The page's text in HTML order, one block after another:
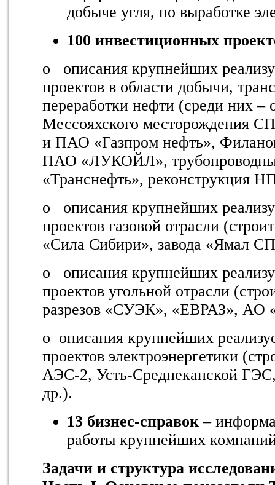
добыче угля, по выработке
100 инвестиционных
o описания крупнейших
проектов в области добычи,
переработки нефти (среди них –
Мессояхского месторождения
и ПАО «Газпром нефть»,
ПАО «ЛУКОЙЛ»,
«Транснефть», реконструкция
o описания крупнейших
проектов газовой отрасли
«Сила Сибири», завода «Ямал
o описания крупнейших
проектов угольной отрасли
разрезов «СУЭК», «ЕВРАЗ», АО
o описания крупнейших
проектов электроэнергетики
АЭС-2, Усть-Среднеканской
др.).
13 бизнес-справок–
работы крупнейших
Задачи и структура